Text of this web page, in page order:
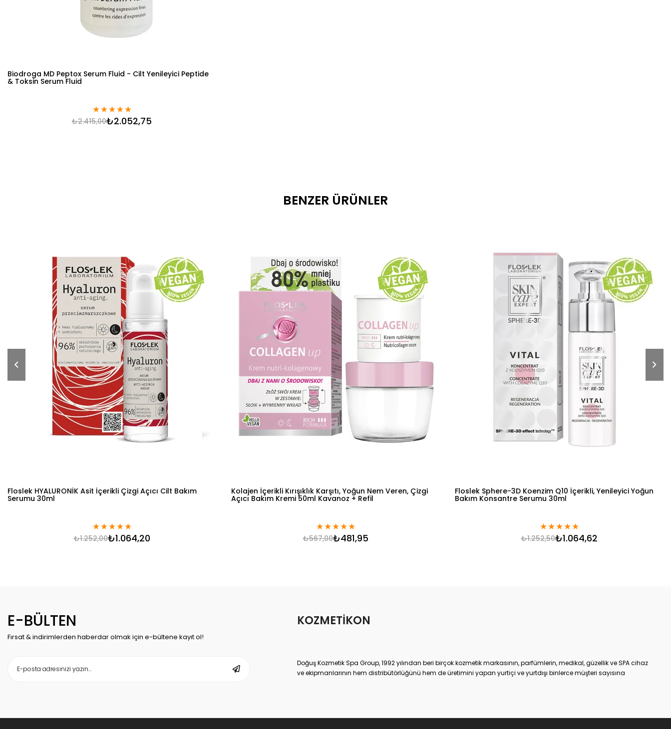
Biodroga MD Peptox Serum Fluid - Cilt Yenileyici Peptide
& Toksin Serum Fluid
★★★★★
₺2.052,75
₺2.415,00
BENZER ÜRÜNLER
Floslek HYALURONİK Asit İçerikli Çizgi Açıcı Cilt Bakım
Serumu 30ml
★★★★★
₺1.064,20
₺1.252,00
Kolajen İçerikli Kırışıklık Karşıtı, Yoğun Nem Veren, Çizgi
Açıcı Bakım Kremi 50ml Kavanoz + Refil
★★★★★
₺481,95
₺567,00
Floslek Sphere-3D Koenzim Q10 İçerikli, Yenileyici Yoğun
Bakım Konsantre Serumu 30ml
★★★★★
₺1.064,62
₺1.252,50
E-BÜLTEN
Fırsat & indirimlerden haberdar olmak için e-bültene kayıt ol!
KOZMETİKON
Doğuş Kozmetik Spa Group, 1992 yılından beri birçok kozmetik markasının, parfümlerin, medikal, güzellik ve SPA cihaz
ve ekipmanlarının hem distribütörlüğünü hem de üretimini yapan yurtiçi ve yurtdışı binlerce müşteri sayısına